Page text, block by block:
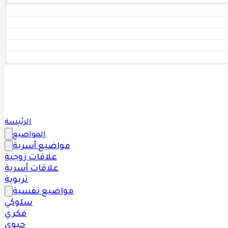
الرئيسة
المواضيع
مواضيع أسرية
علاقات زوجية
علاقات أسرية
تربوية
مواضيع نفسية
سلوكي
فكري
حيوي